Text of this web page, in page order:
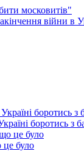
московитів"
війни в
боротись з
це було